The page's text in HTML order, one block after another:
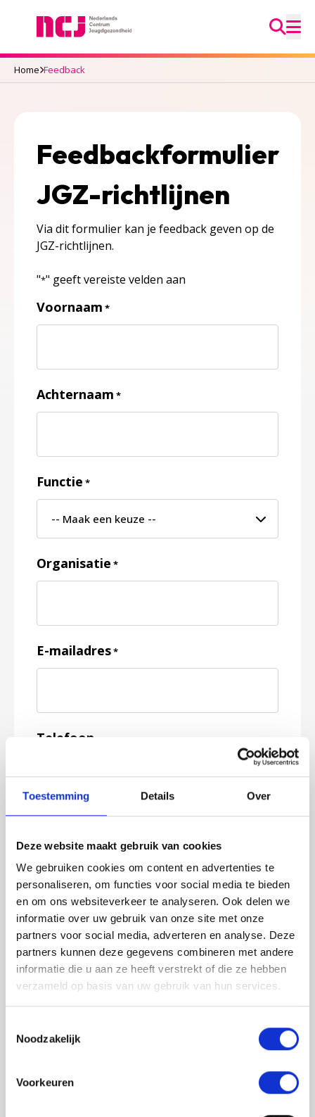
Toestemming Details Over
Deze website maakt gebruik van cookies
We gebruiken cookies om content en advertenties te
personaliseren, om functies voor social media te bieden
en om ons websiteverkeer te analyseren. Ook delen we
informatie over uw gebruik van onze site met onze
partners voor social media, adverteren en analyse. Deze
partners kunnen deze gegevens combineren met andere
informatie die u aan ze heeft verstrekt of die ze hebben
verzameld op basis van uw gebruik van hun services.
Noodzakelijk
Voorkeuren
Ga
Home Feedback
Feedbackformulier
JGZ-richtlijnen
Via dit formulier kan je feedback geven op de
JGZ-richtlijnen.
"*" geeft vereiste velden aan
Voornaam *
Achternaam *
Functie *
Organisatie *
E-mailadres*
Telefoon
Jouw feedback wordt verwerkt door de
adviseurs van het team richtlijnen NCJ. Als zij